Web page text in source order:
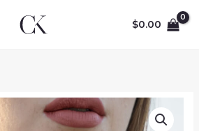
$0.00